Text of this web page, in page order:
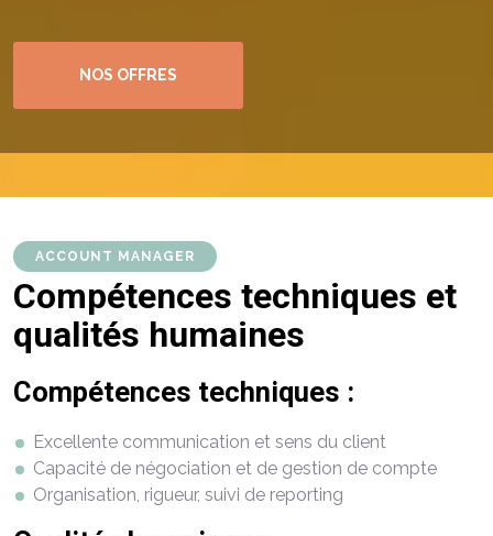
NOS OFFRES
ACCOUNT MANAGER
Compétences techniques et
qualités humaines
Compétences techniques :
Excellente communication et sens du client
Capacité de négociation et de gestion de compte
Organisation, rigueur, suivi de reporting